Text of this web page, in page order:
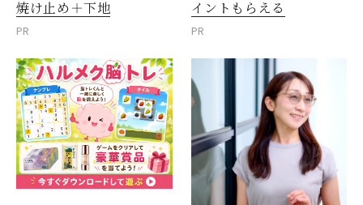
焼け止め＋下地
PR
イントもらえる
PR